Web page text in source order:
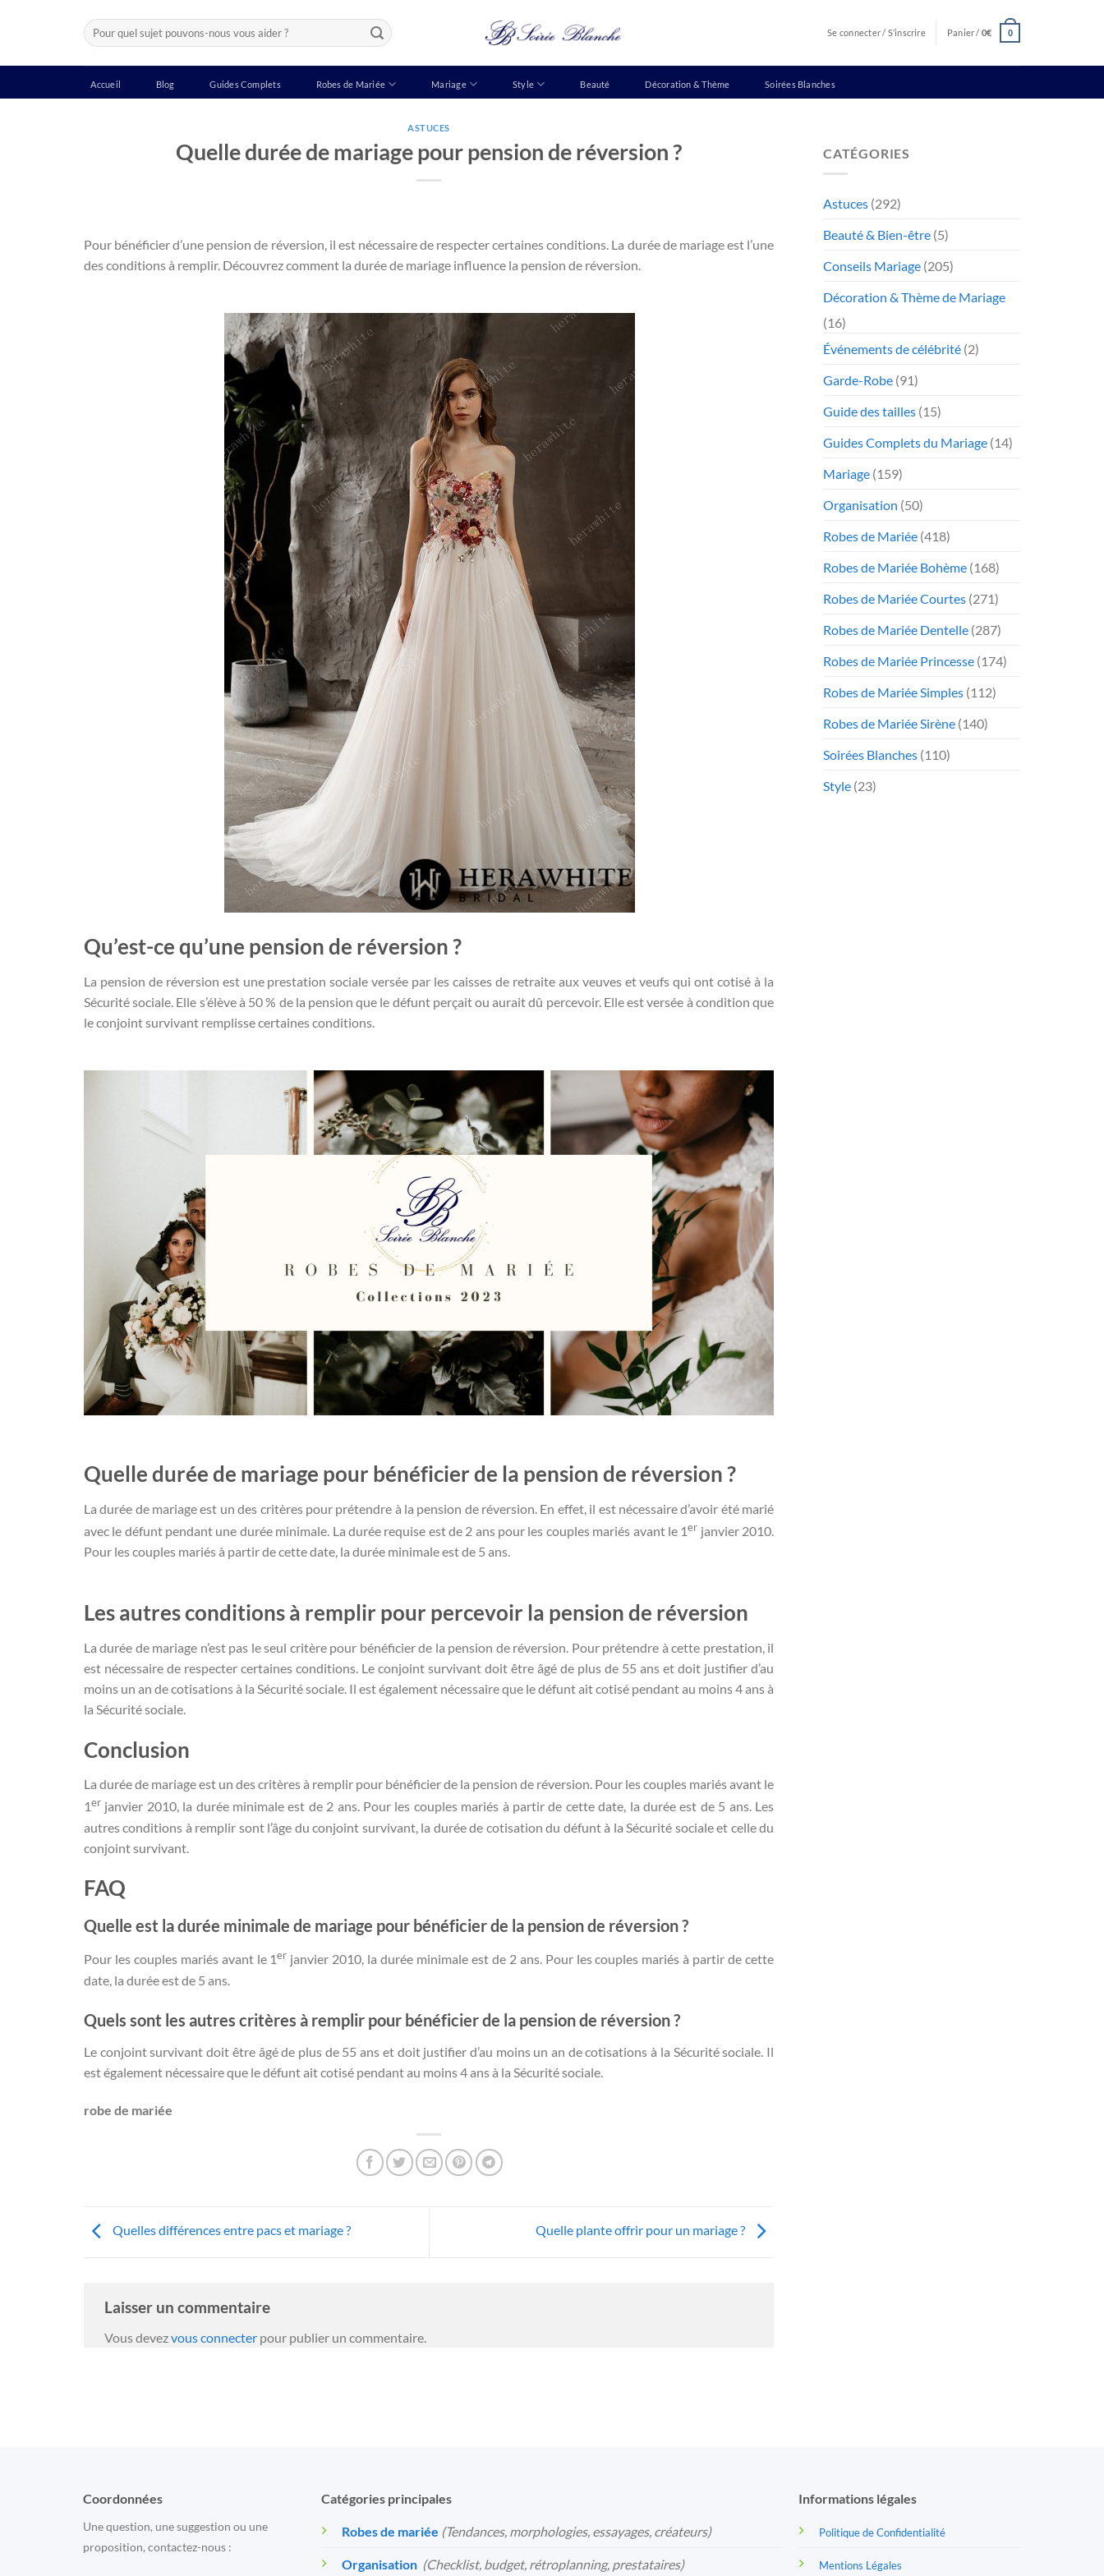
Recherche
pour :
Se connecter / S’inscrire Panier / 0€ 0
Accueil Blog Guides Complets Robes de Mariée Mariage Style Beauté Décoration & Thème Soirées Blanches
ASTUCES
Quelle durée de mariage pour pension de réversion ?
Pour bénéficier d’une pension de réversion, il est nécessaire de respecter certaines conditions. La durée de mariage est l’une
des conditions à remplir. Découvrez comment la durée de mariage influence la pension de réversion.
Qu’est-ce qu’une pension de réversion ?
La pension de réversion est une prestation sociale versée par les caisses de retraite aux veuves et veufs qui ont cotisé à la
Sécurité sociale. Elle s’élève à 50 % de la pension que le défunt perçait ou aurait dû percevoir. Elle est versée à condition que
le conjoint survivant remplisse certaines conditions.
Quelle durée de mariage pour bénéficier de la pension de réversion ?
La durée de mariage est un des critères pour prétendre à la pension de réversion. En effet, il est nécessaire d’avoir été marié
avec le défunt pendant une durée minimale. La durée requise est de 2 ans pour les couples mariés avant le 1er janvier 2010.
Pour les couples mariés à partir de cette date, la durée minimale est de 5 ans.
Les autres conditions à remplir pour percevoir la pension de réversion
La durée de mariage n’est pas le seul critère pour bénéficier de la pension de réversion. Pour prétendre à cette prestation, il
est nécessaire de respecter certaines conditions. Le conjoint survivant doit être âgé de plus de 55 ans et doit justifier d’au
moins un an de cotisations à la Sécurité sociale. Il est également nécessaire que le défunt ait cotisé pendant au moins 4 ans à
la Sécurité sociale.
Conclusion
La durée de mariage est un des critères à remplir pour bénéficier de la pension de réversion. Pour les couples mariés avant le
1er janvier 2010, la durée minimale est de 2 ans. Pour les couples mariés à partir de cette date, la durée est de 5 ans. Les
autres conditions à remplir sont l’âge du conjoint survivant, la durée de cotisation du défunt à la Sécurité sociale et celle du
conjoint survivant.
FAQ
Quelle est la durée minimale de mariage pour bénéficier de la pension de réversion ?
Pour les couples mariés avant le 1er janvier 2010, la durée minimale est de 2 ans. Pour les couples mariés à partir de cette
date, la durée est de 5 ans.
Quels sont les autres critères à remplir pour bénéficier de la pension de réversion ?
Le conjoint survivant doit être âgé de plus de 55 ans et doit justifier d’au moins un an de cotisations à la Sécurité sociale. Il
est également nécessaire que le défunt ait cotisé pendant au moins 4 ans à la Sécurité sociale.
robe de mariée
Quelles différences entre pacs et mariage ? Quelle plante offrir pour un mariage ?
Laisser un commentaire
Vous devezvous connecter pour publier un commentaire.
CATÉGORIES
Astuces (292)
Beauté & Bien-être (5)
Conseils Mariage (205)
Décoration & Thème de Mariage
(16)
Événements de célébrité (2)
Garde-Robe (91)
Guide des tailles (15)
Guides Complets du Mariage (14)
Mariage (159)
Organisation (50)
Robes de Mariée (418)
Robes de Mariée Bohème (168)
Robes de Mariée Courtes (271)
Robes de Mariée Dentelle (287)
Robes de Mariée Princesse (174)
Robes de Mariée Simples (112)
Robes de Mariée Sirène (140)
Soirées Blanches (110)
Style (23)
Coordonnées
Une question, une suggestion ou une
proposition, contactez-nous :
Catégories principales
Robes de mariée (Tendances, morphologies, essayages, créateurs)
Organisation (Checklist, budget, rétroplanning, prestataires)
Informations légales
Politique de Confidentialité
Mentions Légales